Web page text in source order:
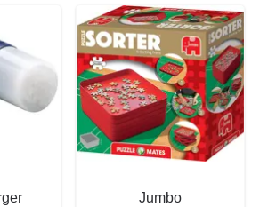
Jumbo